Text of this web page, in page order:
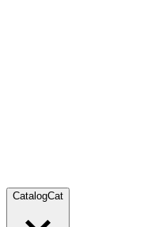
CatalogCat